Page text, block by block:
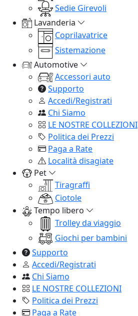
Sedie Girevoli
Lavanderia
Coprilavatrice
Sistemazione
Automotive
Accessori auto
Supporto
Accedi/Registrati
Chi Siamo
LE NOSTRE COLLEZIONI
Politica dei Prezzi
Paga a Rate
Località disagiate
Pet
Tiragraffi
Ciotole
Tempo libero
Trolley da viaggio
Giochi per bambini
Supporto
Accedi/Registrati
Chi Siamo
LE NOSTRE COLLEZIONI
Politica dei Prezzi
Paga a Rate